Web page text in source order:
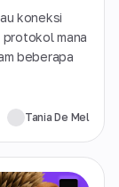
koneksi
protokol mana
beberapa
Tania De Mel